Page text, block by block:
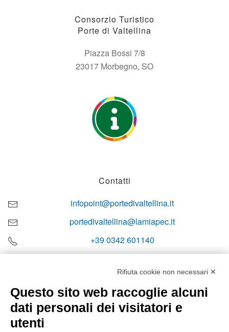
Consorzio Turistico
Porte di Valtellina
Piazza Bossi 7/8
23017 Morbegno, SO
Contatti
infopoint@portedivaltellina.it
portedivaltellina@lamiapec.it
+39 0342 601140
Orari di apertura
Rifiuta cookie non necessari ✕
Questo sito web raccoglie alcuni
dati personali dei visitatori e
utenti